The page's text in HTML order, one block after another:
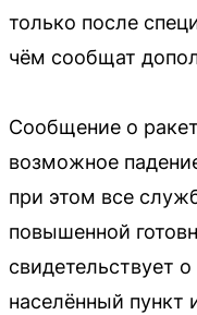
только после
чём сообщат
Сообщение о
возможное
при этом все
повышенной
свидетельствует
населённый пункт